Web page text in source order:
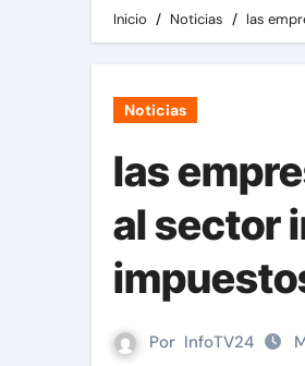
Inicio Noticias las
Noticias
las
al sector
Por InfoTV24